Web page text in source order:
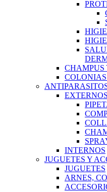
CHAMPUS
COLONIAS
EXTERNOS
INTERNOS
JUGUETES Y
JUGUETES
ARNES,